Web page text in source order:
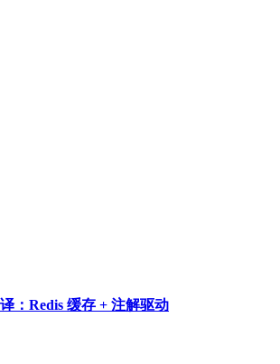
：Redis 缓存 + 注解驱动